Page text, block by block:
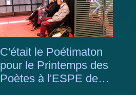
C'était le Poétimaton
pour le Printemps des
Poètes à l'ESPE de